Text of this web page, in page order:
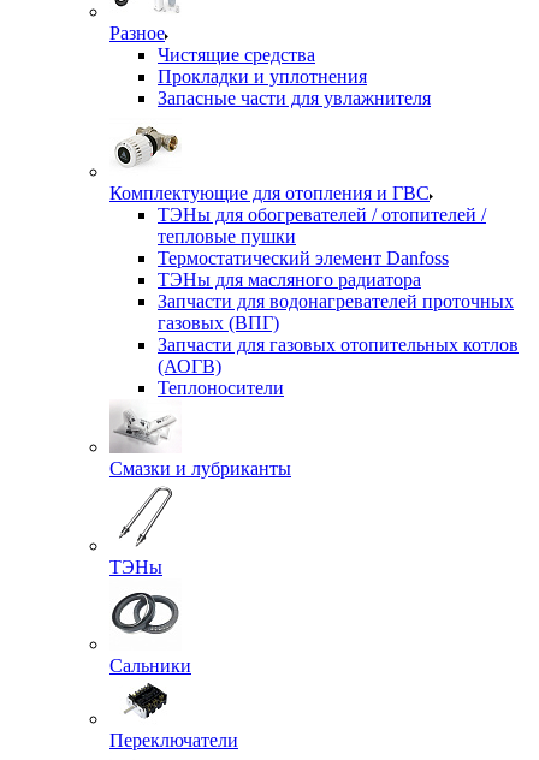
Разное
Чистящие средства
Прокладки и уплотнения
Запасные части для увлажнителя
Комплектующие для отопления и ГВС
ТЭНы для обогревателей / отопителей /
тепловые пушки
Термостатический элемент Danfoss
ТЭНы для масляного радиатора
Запчасти для водонагревателей проточных
газовых (ВПГ)
Запчасти для газовых отопительных котлов
(АОГВ)
Теплоносители
Смазки и лубриканты
ТЭНы
Сальники
Переключатели